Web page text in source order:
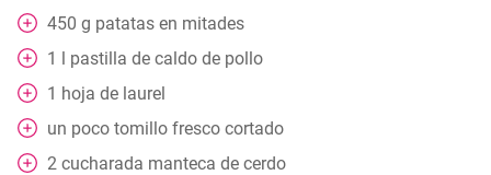
450 g patatas en mitades
1 l pastilla de caldo de pollo
1 hoja de laurel
un poco tomillo fresco cortado
2 cucharada manteca de cerdo